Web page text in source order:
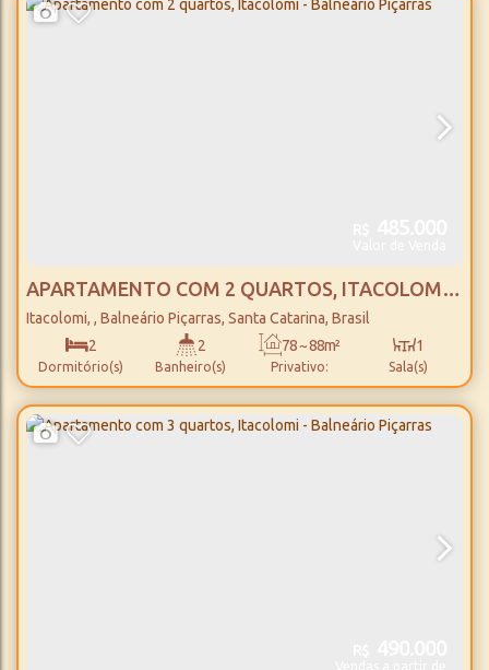
34m 12m
APARTAMENTO COM 2 QUARTOS, ITACOLOMI -
BALNEÁRIO PIÇARRAS
Itacolomi , Balneário Piçarras, Santa Catarina, Brasil
2
Dormitório(s)
2
Banheiro(s) Privativo:
78 ~ 88m² 1
Sala(s)
1
Suíte(s)
1
Vaga(s)
800m
Distância do Mar